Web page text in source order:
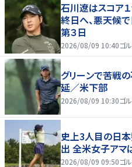
石川遼はスコア
終日へ、悪天候
第３日
2026/08/09 10:40ゴ
グリーンで苦戦
延／米下部
2026/08/09 10:30ゴ
史上3人目の日
出 全米女子アマ
2026/08/09 09:50ゴ